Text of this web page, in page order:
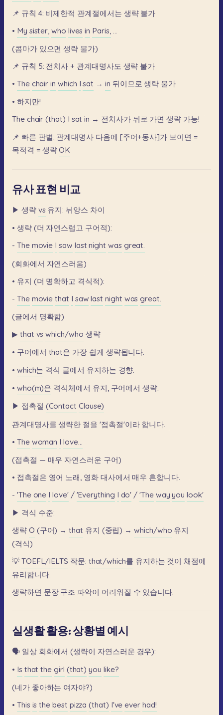
📌 규칙 4: 비제한적 관계절에서는 생략 불가
• My sister, who lives in Paris,
(콤마가 있으면 생략 불가)
📌 규칙 5: 전치사 + 관계대명사도 생략 불가
• The chair in which I sat → in 뒤이므로 생략 불가
• 하지만!
The chair (that) I sat in → 전치사가 뒤로 가면 생략 가능!
📌 빠른 판별: 관계대명사 다음에 [주어+동사]가 보이면 =
목적격 = 생략 OK
유사 표현 비교
▶ 생략 vs 유지: 뉘앙스 차이
• 생략 (더 자연스럽고 구어적):
- The movie I saw last night was great.
(회화에서 자연스러움)
• 유지 (더 명확하고 격식적):
- The movie that I saw last night was great.
(글에서 명확함)
▶ that vs which/who 생략
• 구어에서 that은 가장 쉽게 생략됩니다.
• which는 격식 글에서 유지하는 경향.
• who(m)은 격식체에서 유지, 구어에서 생략.
▶ 접촉절 (Contact Clause)
관계대명사를 생략한 절을 '접촉절'이라 합니다.
• The woman I love...
(접촉절 — 매우 자연스러운 구어)
• 접촉절은 영어 노래, 영화 대사에서 매우 흔합니다.
- 'The one I love' / 'Everything I do' / 'The way you look'
▶ 격식 수준:
생략 O (구어) → that 유지 (중립) → which/who 유지
(격식)
💡 TOEFL/IELTS 작문: that/which를 유지하는 것이 채점에
유리합니다.
생략하면 문장 구조 파악이 어려워질 수 있습니다.
실생활 활용: 상황별 예시
🗣️ 일상 회화에서 (생략이 자연스러운 경우):
• Is that the girl (that) you like?
(네가 좋아하는 여자야?)
• This is the best pizza (that) I've ever had!